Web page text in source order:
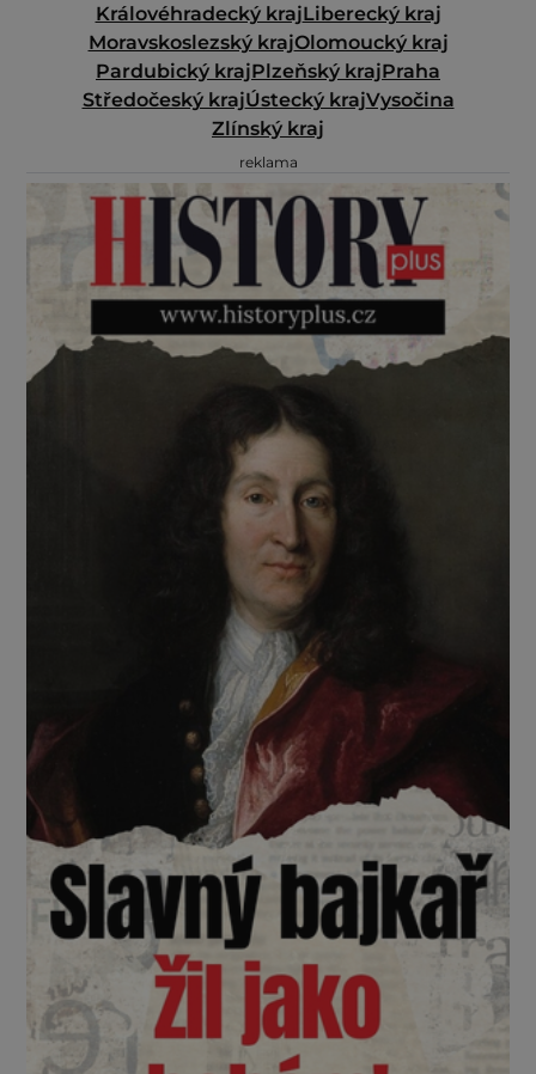
Královéhradecký krajLiberecký kraj
Moravskoslezský krajOlomoucký kraj
Pardubický krajPlzeňský krajPraha
Středočeský krajÚstecký krajVysočina
Zlínský kraj
reklama